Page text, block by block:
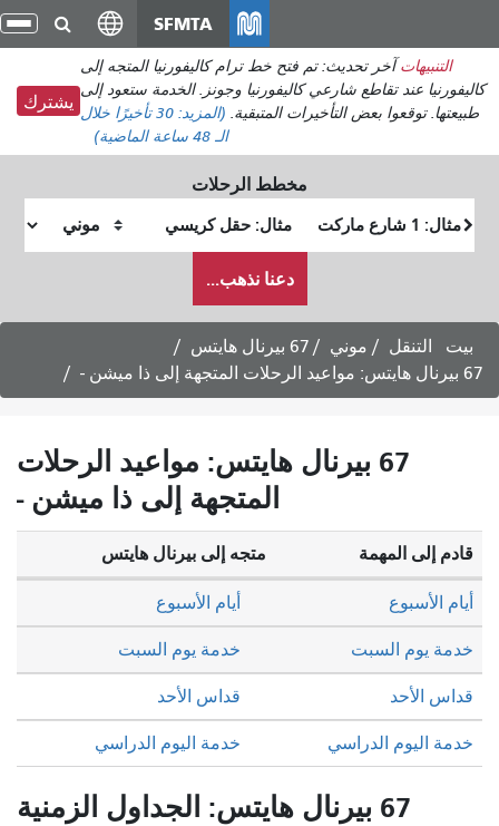
انتقل
إلى
المحتوى
الرئيسي
SFMTA
التنبيهات آخر تحديث: تم فتح خط ترام كاليفورنيا المتجه إلى
كاليفورنيا عند تقاطع شارعي كاليفورنيا وجونز. الخدمة ستعود إلى
طبيعتها. توقعوا بعض التأخيرات المتبقية.(المزيد:30 تأخيرًا
خلال
الـ 48 ساعة الماضية)
يشترك
مخطط الرحلات
البداية
أرغب
في
السفر
دعنا نذهب...
بيت التنقل موني
67 بيرنال هايتس
67 بيرنال هايتس: مواعيد الرحلات المتجهة إلى ذا ميشن -
67 بيرنال هايتس: مواعيد الرحلات
المتجهة إلى ذا ميشن -
قادم إلى المهمة متجه إلى بيرنال هايتس
خدمة يوم السبت خدمة يوم السبت
قداس الأحد قداس الأحد
أيام الأسبوع أيام الأسبوع
خدمة اليوم الدراسي خدمة اليوم الدراسي
67 بيرنال هايتس: الجداول الزمنية